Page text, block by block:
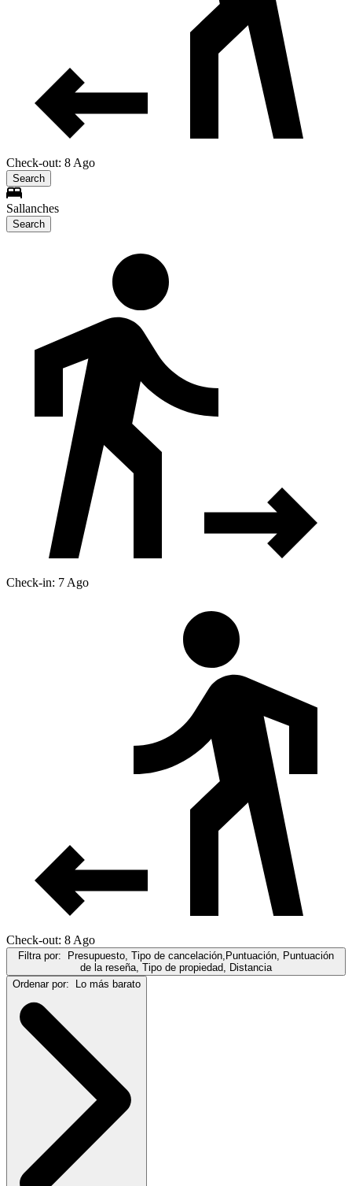
Check-out: 8 Ago
Search
Sallanches
Search
Check-in: 7 Ago
Check-out: 8 Ago
Filtra por:
Presupuesto, Tipo de cancelación,Puntuación, Puntuación
de la reseña, Tipo de propiedad, Distancia
Ordenar por:
Lo más barato